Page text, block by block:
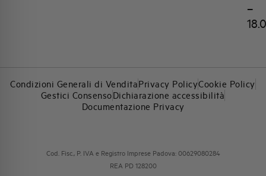
–
Condizioni Generali di VenditaPrivacy PolicyCookie Policy
Gestici ConsensoDichiarazione accessibilità
Documentazione Privacy
Cod. Fisc., P. IVA e Registro Imprese Padova: 00629080284
REA PD 128200